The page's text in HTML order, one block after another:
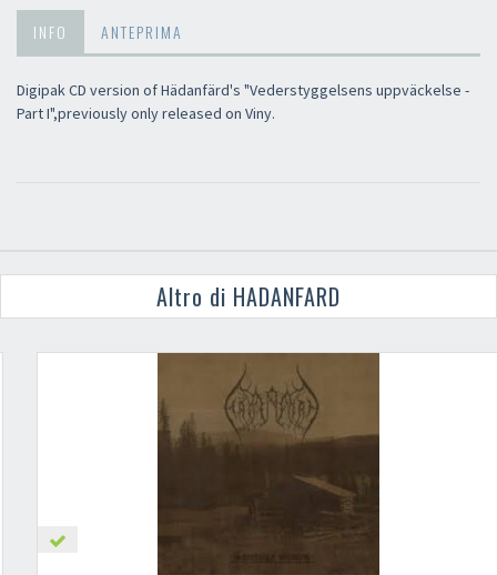
INFO ANTEPRIMA
Digipak CD version of Hädanfärd's "Vederstyggelsens uppväckelse -
Part I",previously only released on Viny.
Altro di HADANFARD